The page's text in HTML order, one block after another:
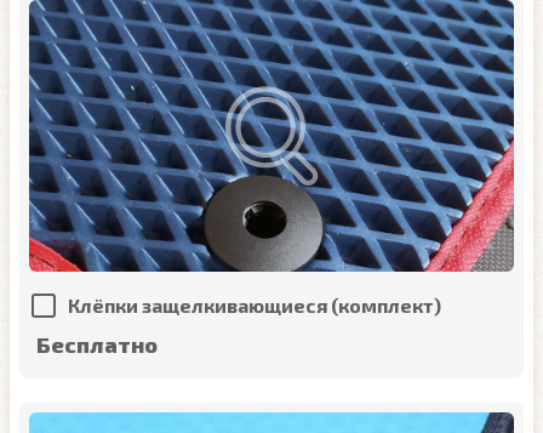
Клёпки защелкивающиеся (комплект)
Бесплатно